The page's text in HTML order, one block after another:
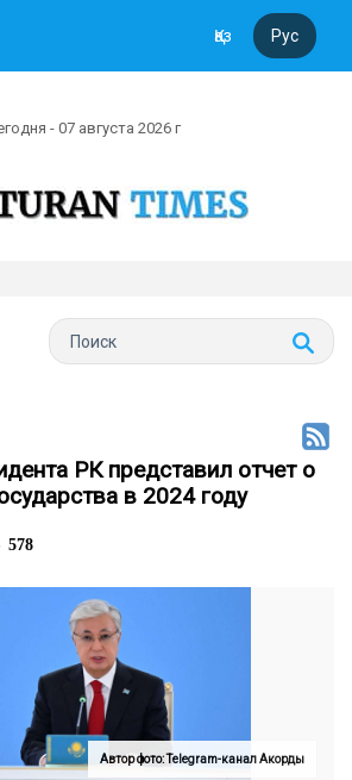
Қаз Рус
- 07 августа 2026 г
РК представил отчет о
в 2024 году
578
Автор фото: Telegram-канал Акорды